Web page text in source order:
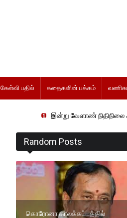
கேள்வி பதில் கதைகளின் பக்கம்
இன்று வேளாண் நிதிநிலை அறிக்கை
Random Posts
கொரோனா காலக்கட்டத்தில்